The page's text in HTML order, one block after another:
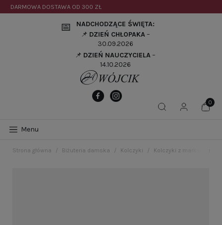
DARMOWA DOSTAWA OD 300 ZŁ
📅
NADCHODZĄCE ŚWIĘTA:
📌 DZIEŃ CHŁOPAKA–
30.09.2026
📌 DZIEŃ NAUCZYCIELA–
14.10.2026
Menu
Strona główna Biżuteria damska Kolczyki Kolczyki z markazytami